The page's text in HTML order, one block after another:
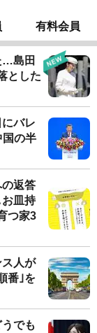
有料会員
…島田
とした
バレ
の半
返答
皿持
つ家3
人が
番｣を
でも